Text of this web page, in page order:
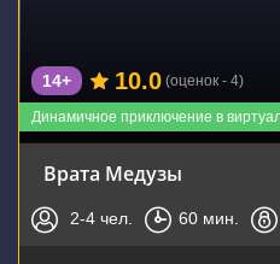
Динамичное приключение в
14+ 10.0 (оценок - 4)
Врата Медузы
2-4 чел. 60 мин.